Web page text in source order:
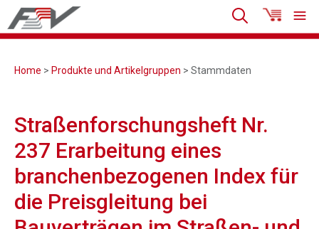
Home > Produkte und Artikelgruppen > Stammdaten
Straßenforschungsheft Nr.
237 Erarbeitung eines
branchenbezogenen Index für
die Preisgleitung bei